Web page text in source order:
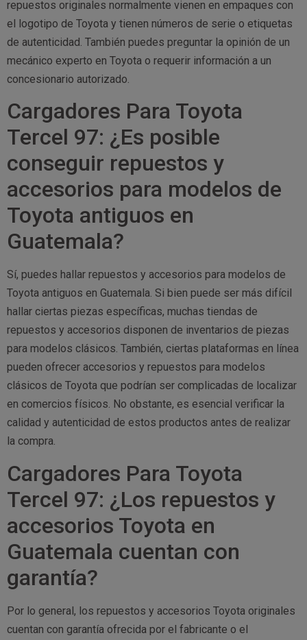
repuestos originales normalmente vienen en empaques con
el logotipo de Toyota y tienen números de serie o etiquetas
de autenticidad. También puedes preguntar la opinión de un
mecánico experto en Toyota o requerir información a un
concesionario autorizado.
Cargadores Para Toyota
Tercel 97: ¿Es posible
conseguir repuestos y
accesorios para modelos de
Toyota antiguos en
Guatemala?
Sí, puedes hallar repuestos y accesorios para modelos de
Toyota antiguos en Guatemala. Si bien puede ser más difícil
hallar ciertas piezas específicas, muchas tiendas de
repuestos y accesorios disponen de inventarios de piezas
para modelos clásicos. También, ciertas plataformas en línea
pueden ofrecer accesorios y repuestos para modelos
clásicos de Toyota que podrían ser complicadas de localizar
en comercios físicos. No obstante, es esencial verificar la
calidad y autenticidad de estos productos antes de realizar
la compra.
Cargadores Para Toyota
Tercel 97: ¿Los repuestos y
accesorios Toyota en
Guatemala cuentan con
garantía?
Por lo general, los repuestos y accesorios Toyota originales
cuentan con garantía ofrecida por el fabricante o el